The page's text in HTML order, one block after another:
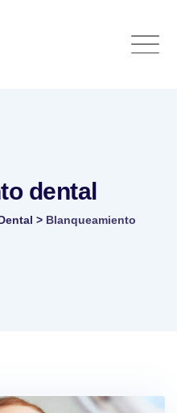
dental
> Blanqueamiento